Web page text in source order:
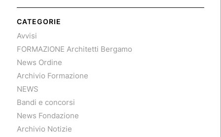
CATEGORIE
Avvisi
FORMAZIONE Architetti Bergamo
News Ordine
Archivio Formazione
NEWS
Bandi e concorsi
News Fondazione
Archivio Notizie